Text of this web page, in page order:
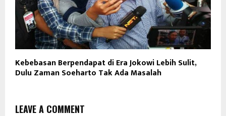
Kebebasan Berpendapat di Era Jokowi Lebih Sulit,
Dulu Zaman Soeharto Tak Ada Masalah
LEAVE A COMMENT